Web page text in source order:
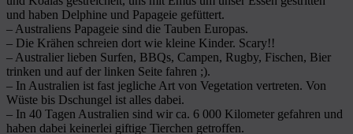
und haben Delphine und Papageie gefüttert.
– Australiens Papageie sind die Tauben Europas.
– Die Krähen schreien dort wie kleine Kinder. Scary!!
– Australier lieben Surfen, BBQs, Campen, Rugby, Fischen, Bier
trinken und auf der linken Seite fahren ;).
– In Australien ist fast jegliche Art von Vegetation vertreten. Von
Wüste bis Dschungel ist alles dabei.
– In 40 Tagen Australien sind wir ca. 6 000 Kilometer gefahren und
haben dabei keinerlei giftige Tierchen getroffen.